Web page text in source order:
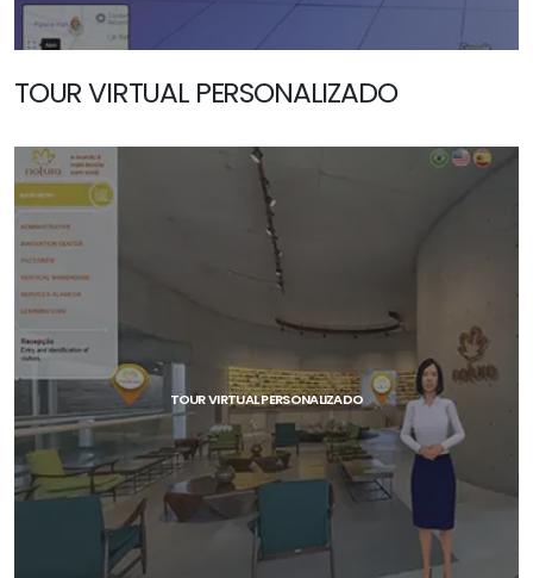
TOUR VIRTUAL PERSONALIZADO
TOUR VIRTUAL PERSONALIZADO